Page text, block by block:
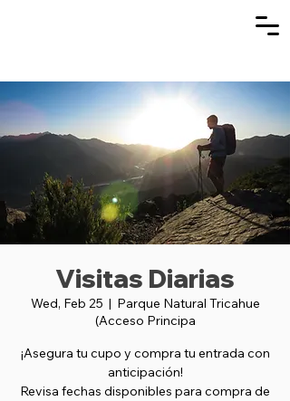
Visitas Diarias
Wed, Feb 25
  |
Parque Natural Tricahue
(Acceso Principa
¡Asegura tu cupo y compra tu entrada con
anticipación!
Revisa fechas disponibles para compra de